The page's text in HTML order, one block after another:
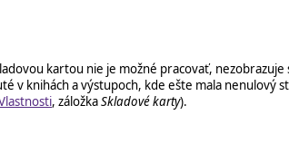
kartou nie je možné pracovať,
v knihách a výstupoch, kde ešte mala nenulový
, záložkaSkladové karty).